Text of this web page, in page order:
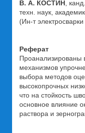
В. А. КОСТИН ,
техн. наук,
(Ин-т
Реферат
Проанализированы
механизмов
выбора методов
высокопрочных
что на стойкость
основное влияние
раствора и